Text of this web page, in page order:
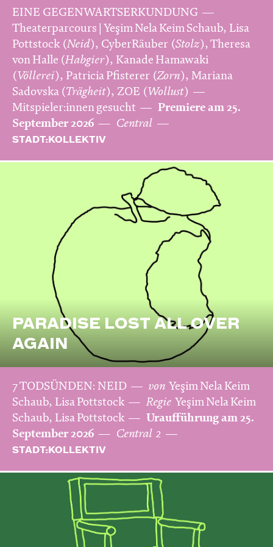
EINE GEGENWARTSERKUNDUNG
Theaterparcours | Yeşim Nela Keim Schaub, Lisa
Pottstock (Neid), CyberRäuber (Stolz), Theresa
von Halle (Habgier), Kanade Hamawaki
( Völlerei), Patricia Pfisterer (Zorn), Mariana
Sadovska (Trägheit), ZOE ( Wollust)
Mitspieler:innen gesucht
Premiere am 25.
September 2026
Central
STADT:KOLLEKTIV
PARADISE LOST ALL OVER
AGAIN
7 TODSÜNDEN: NEID von Yeşim Nela Keim
Schaub, Lisa Pottstock
Regie Yeşim Nela Keim
Schaub, Lisa Pottstock
Uraufführung am 25.
September 2026
Central 2
STADT:KOLLEKTIV